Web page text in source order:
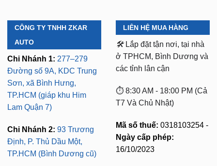
CÔNG TY TNHH ZKAR
AUTO
Chi Nhánh 1: 277–279
Đường số 9A, KDC Trung
Sơn, xã Bình Hưng,
TP.HCM (giáp khu Him
Lam Quận 7)
Chi Nhánh 2: 93 Trương
Định, P. Thủ Dầu Một,
TP.HCM (Bình Dương cũ)
LIÊN HỆ MUA HÀNG
🛠️ Lắp đặt tận nơi, tại nhà
ở TPHCM, Bình Dương và
các tỉnh lân cận
⏱️ 8:30 AM - 18:00 PM (Cả
T7 Và Chủ Nhật)
Mã số thuế: 0318103254 -
Ngày cấp phép:
16/10/2023